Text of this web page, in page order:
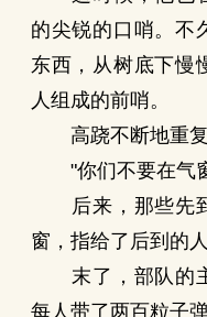
的尖锐的口哨。不
东西，从树底下慢
人组成的前哨。
高跷不断地重复
"你们不要在气
后来，那些先到
窗，指给了后到的人
末了，部队的主
每人带了两百粒子弹